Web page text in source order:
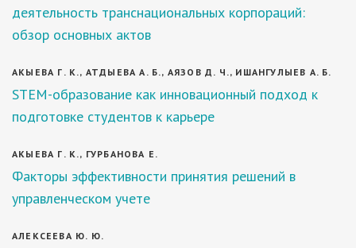
деятельность транснациональных корпораций:
обзор основных актов
АКЫЕВА Г. К., АТДЫЕВА А. Б., АЯЗОВ Д. Ч., ИШАНГУЛЫЕВ А. Б.
STEM-образование как инновационный подход к
подготовке студентов к карьере
АКЫЕВА Г. К., ГУРБАНОВА Е.
Факторы эффективности принятия решений в
управленческом учете
АЛЕКСЕЕВА Ю. Ю.